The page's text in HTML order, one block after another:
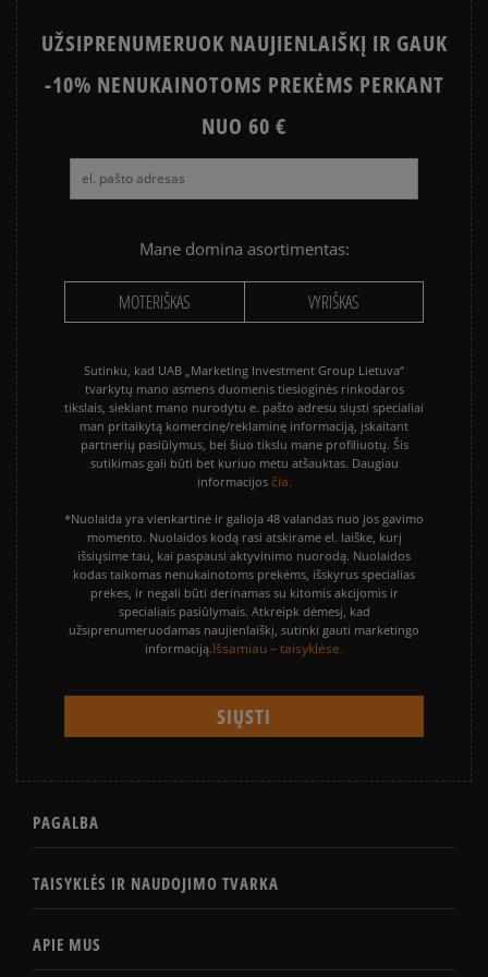
UŽSIPRENUMERUOK NAUJIENLAIŠKĮ IR GAUK
-10% NENUKAINOTOMS PREKĖMS PERKANT
NUO 60 €
Mane domina asortimentas:
MOTERIŠKAS VYRIŠKAS
Sutinku, kad UAB „Marketing Investment Group Lietuva“
tvarkytų mano asmens duomenis tiesioginės rinkodaros
tikslais, siekiant mano nurodytu e. pašto adresu siųsti specialiai
man pritaikytą komercinę/reklaminę informaciją, įskaitant
partnerių pasiūlymus, bei šiuo tikslu mane profiliuotų. Šis
sutikimas gali būti bet kuriuo metu atšauktas. Daugiau
informacijos čia.
*Nuolaida yra vienkartinė ir galioja 48 valandas nuo jos gavimo
momento. Nuolaidos kodą rasi atskirame el. laiške, kurį
išsiųsime tau, kai paspausi aktyvinimo nuorodą. Nuolaidos
kodas taikomas nenukainotoms prekėms, išskyrus specialias
prekes, ir negali būti derinamas su kitomis akcijomis ir
specialiais pasiūlymais. Atkreipk dėmesį, kad
užsiprenumeruodamas naujienlaiškį, sutinki gauti marketingo
informaciją.Išsamiau – taisyklėse.
PAGALBA
TAISYKLĖS IR NAUDOJIMO TVARKA
APIE MUS